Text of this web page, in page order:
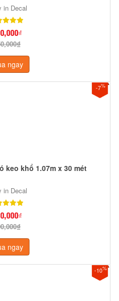
in Decal
ngay
-7%
keo khổ 1.07m x 30 mét
in Decal
ngay
-10%